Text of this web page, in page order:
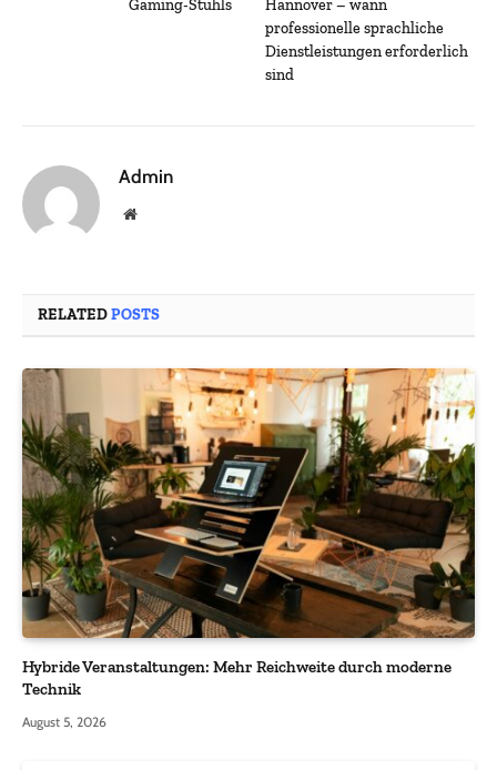
Gaming-Stuhls
Hannover – wann
professionelle sprachliche
Dienstleistungen erforderlich
sind
Admin
Website
RELATEDPOSTS
Hybride Veranstaltungen: Mehr Reichweite durch moderne
Technik
August 5, 2026